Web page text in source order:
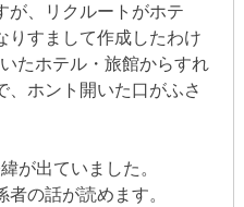
が、リクルートがホテ
りすまして作成したわけ
たホテル・旅館からすれ
、ホント開いた口がふさ
が出ていました。
の話が読めます。